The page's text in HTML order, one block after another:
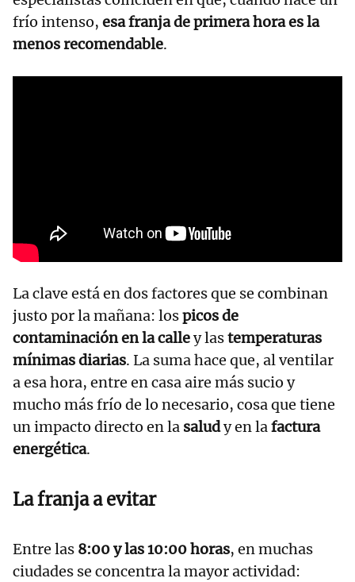
frío intenso, esa franja de primera hora es la
menos recomendable.
La clave está en dos factores que se combinan
justo por la mañana: lospicos de
contaminación en la calley lastemperaturas
mínimas diarias. La suma hace que, al ventilar
a esa hora, entre en casa aire más sucio y
mucho más frío de lo necesario, cosa que tiene
un impacto directo en la saludy en lafactura
energética.
La franja a evitar
Entre las 8:00 y las 10:00 horas, en muchas
ciudades se concentra la mayor actividad: